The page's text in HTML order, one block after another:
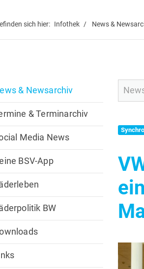
sich hier: Infothek News &
& Newsarchiv
& Terminarchiv
Media News
BSV-App
BW